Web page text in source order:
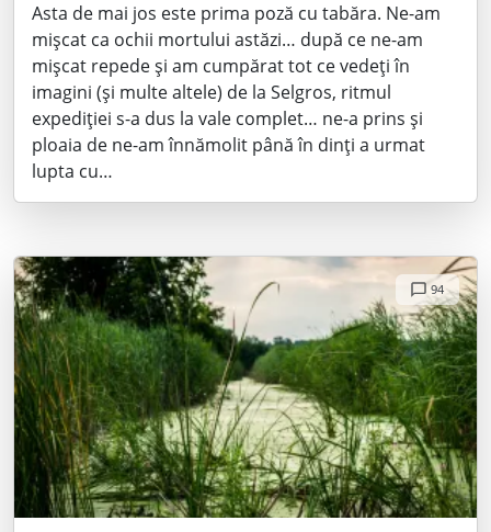
Asta de mai jos este prima poză cu tabăra. Ne-am
mișcat ca ochii mortului astăzi… după ce ne-am
mișcat repede și am cumpărat tot ce vedeți în
imagini (și multe altele) de la Selgros, ritmul
expediției s-a dus la vale complet… ne-a prins și
ploaia de ne-am înnămolit până în dinți a urmat
lupta cu…
94